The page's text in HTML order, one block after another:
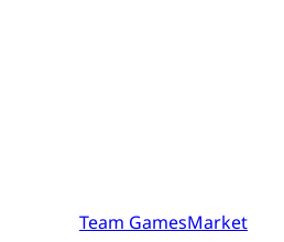
Team GamesMarket